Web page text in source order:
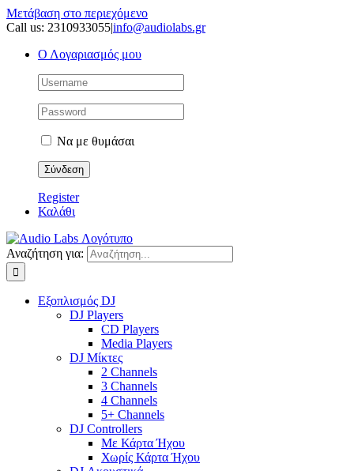
Μετάβαση στο περιεχόμενο
Call us: 2310933055|info@audiolabs.gr
Ο Λογαριασμός μου
Να με θυμάσαι
Register
Καλάθι
Αναζήτηση για:
Εξοπλισμός DJ
DJ Players
CD Players
Media Players
DJ Μίκτες
2 Channels
3 Channels
4 Channels
5+ Channels
DJ Controllers
Με Κάρτα Ήχου
Χωρίς Κάρτα Ήχου